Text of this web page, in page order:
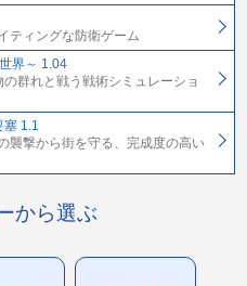
ティングな防衛ゲーム
界～ 1.04
群れと戦う戦術シミュレーショ
塞 1.1
襲撃から街を守る、完成度の高い
から選ぶ